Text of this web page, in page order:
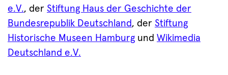
e.V., der Stiftung Haus der Geschichte der
Bundesrepublik Deutschland, der Stiftung
Historische Museen Hamburg und Wikimedia
Deutschland e.V.